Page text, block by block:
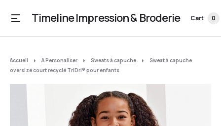
Timeline Impression & Broderie Cart 0
Accueil A Personaliser Sweats à capuche
Sweat à capuche
oversize court recyclé TriDri® pour enfants